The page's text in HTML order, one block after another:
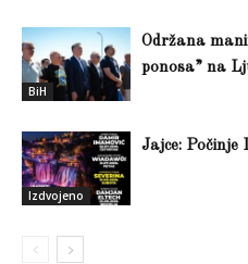
BiH
Održana
ponosa” na
Izdvojeno
Jajce: Počinje